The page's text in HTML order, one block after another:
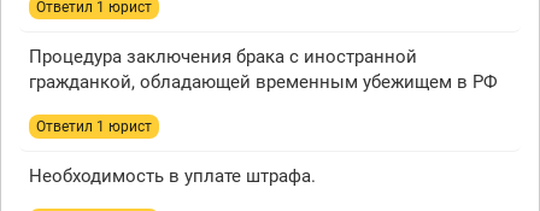
Ответил 1 юрист
Процедура заключения брака с иностранной
гражданкой, обладающей временным убежищем в РФ
Ответил 1 юрист
Необходимость в уплате штрафа.